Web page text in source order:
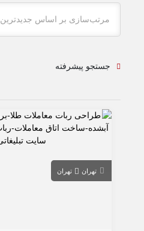
مرتب‌سازی بر اساس جدیدترین
جستجو پیشرفته
تهران تهران